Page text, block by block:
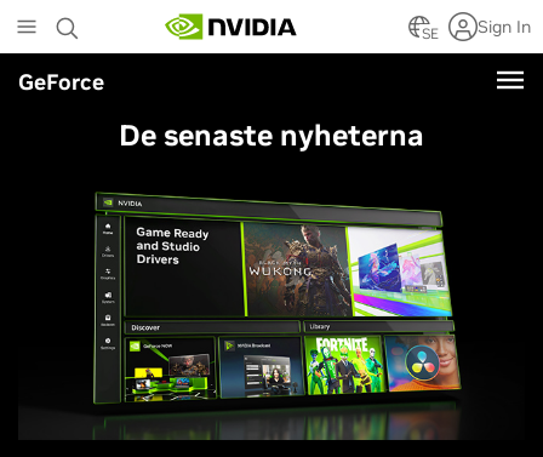
to
main
content
SE Sign In
GeForce
De senaste nyheterna